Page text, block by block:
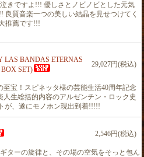
きですよ!!! 優しさとノビノビとした元気
良質音楽一つの美しい結晶を見せつけてく
推薦です!!!
LAS BANDAS ETERNAS
SET)
29,027円(税込)
至宝！スピネッタ様の芸能生活40周年記念
人生総括的内容のアルゼンチン・ロック史
が、遂にモノホン現出到着!!!!!
2,546円(税込)
ターの旋律と、その場の空気をそっと包ん